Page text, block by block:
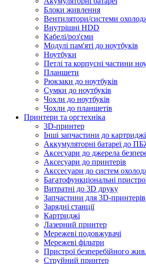
Блоки живлення
Вентилятори/системи
Внутрішні HDD
Кабелі/роз'єми
Модулі пам'яті до ноутбуків
Ноутбуки
Петлі та корпусні частини
Планшети
Рюкзаки до ноутбуків
Сумки до ноутбуків
Чохли до ноутбуків
Чохли до планшетів
Принтери та оргтехніка
3D-принтер
Інші запчастини до
Аккумуляторні батареї до
Аксесуари до джерела
Аксесуари до принтерів
Акссесуари до систем
Багатофункціональні
Витратні до 3D друку
Запчастини для 3D-принтерів
Зарядні станції
Картриджі
Лазерний принтер
Мережеві подовжувачі
Мережеві фільтри
Пристрої безперебійного
Струйний принтер